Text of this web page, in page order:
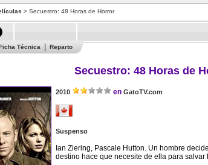
> Secuestro: 48 Horas de Horror
Técnica Reparto
Secuestro: 48 Horas de
2010 en GatoTV.com
Suspenso
Ian Ziering, Pascale Hutton. Un hombre
destino hace que necesite de ella para salvar